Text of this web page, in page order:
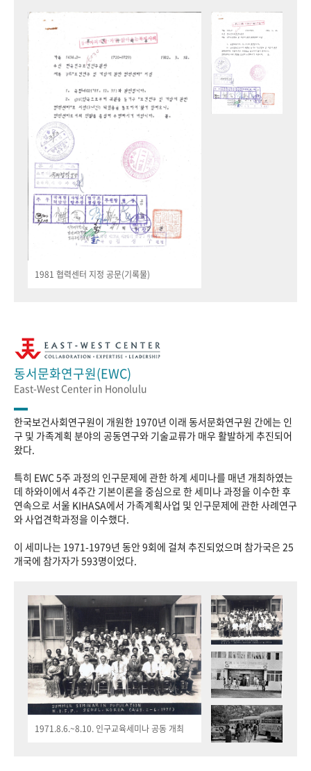
1981 협력센터 지정 공문(기록물)
동서문화연구원(EWC)
East-West Center in Honolulu
한국보건사회연구원이 개원한 1970년 이래 동서문화연구원 간에는 인
구 및 가족계획 분야의 공동연구와 기술교류가 매우 활발하게 추진되어
왔다.
특히 EWC 5주 과정의 인구문제에 관한 하계 세미나를 매년 개최하였는
데 하와이에서 4주간 기본이론을 중심으로 한 세미나 과정을 이수한 후
연속으로 서울 KIHASA에서 가족계획사업 및 인구문제에 관한 사례연구
와 사업견학과정을 이수했다.
이 세미나는 1971-1979년 동안 9회에 걸쳐 추진되었으며 참가국은 25
개국에 참가자가 593명이었다.
1971.8.6.~8.10. 인구교육세미나 공동 개최